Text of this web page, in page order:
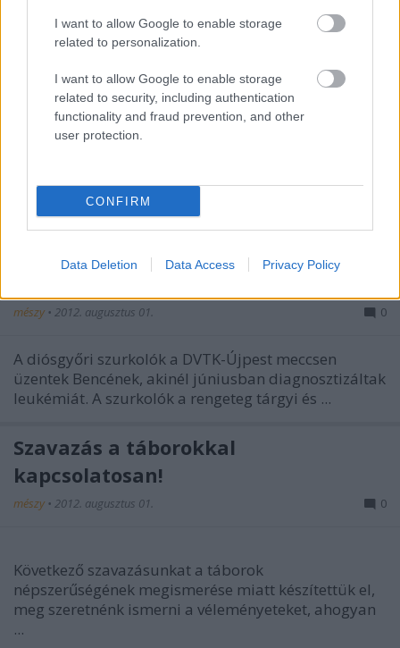
I want to allow Google to enable storage
related to personalization.
I want to allow Google to enable storage
related to security, including authentication
functionality and fraud prevention, and other
user protection.
CONFIRM
Data Deletion Data Access Privacy Policy
Több mint nyolcszázezer gyűlt össze
Bencének!
2012. augusztus 02.
Korábbi anyagunk utóéleteként, a DVTK-Újpest
meccs időpontjára a Bajtársak csoport és a DVTK
Fórumfoci Team csapata gyűjtést szervezett a ...
mészy • 2012. augusztus 01. 0
A diósgyőri szurkolók a DVTK-Újpest meccsen
üzentek Bencének, akinél júniusban diagnosztizáltak
leukémiát. A szurkolók a rengeteg tárgyi és ...
Szavazás a táborokkal
kapcsolatosan!
mészy • 2012. augusztus 01. 0
Következő szavazásunkat a táborok
népszerűségének megismerése miatt készítettük el,
meg szeretnénk ismerni a véleményeteket, ahogyan
...